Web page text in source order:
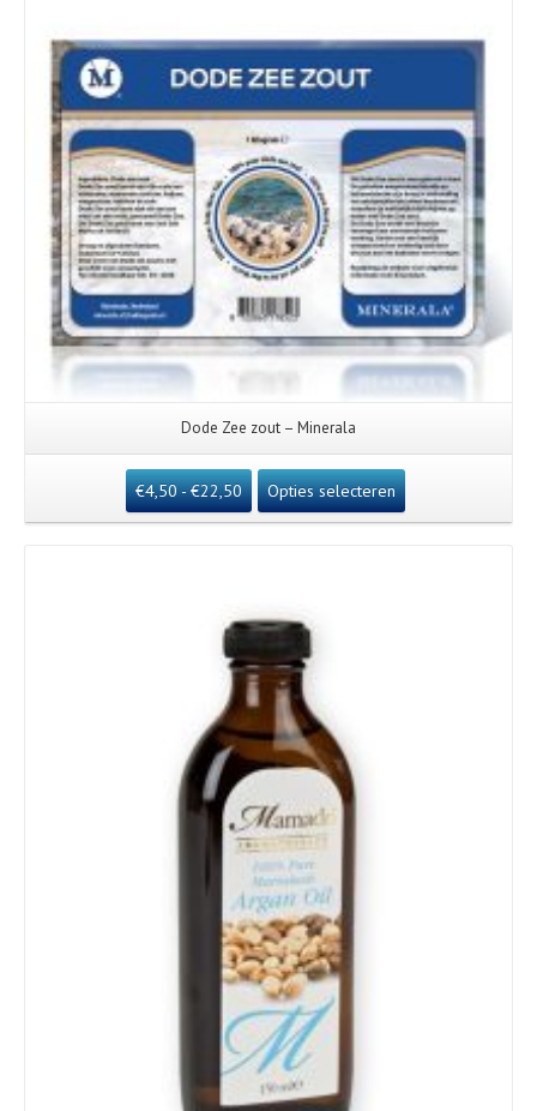
Dode Zee zout – Minerala
€4,50- €22,50 Opties selecteren